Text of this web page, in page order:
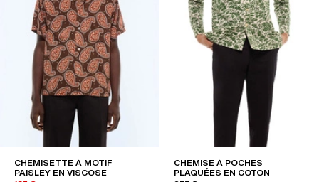
CHEMISETTE À MOTIF
PAISLEY EN VISCOSE
CHEMISE À POCHES
PLAQUÉES EN COTON